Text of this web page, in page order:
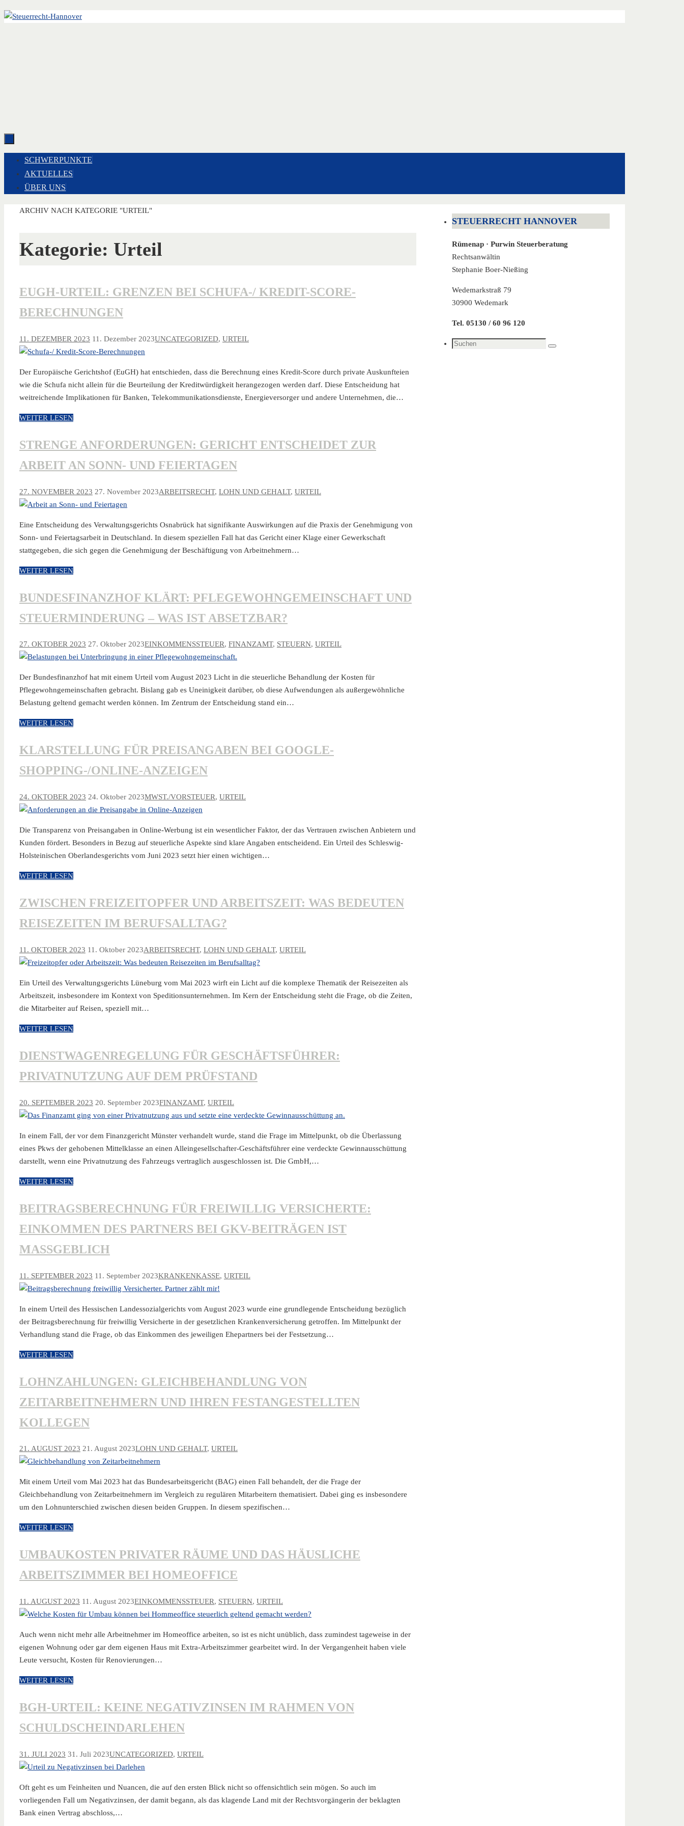
Zum
ZUM
INHALT
SPRINGEN
SCHWERPUNKTE
AKTUELLES
ÜBER UNS
START
ARCHIV NACH KATEGORIE "URTEIL"
Kategorie: Urteil
EUGH-URTEIL: GRENZEN BEI SCHUFA-/ KREDIT-SCORE-
BERECHNUNGEN
11. DEZEMBER 2023 11. Dezember 2023UNCATEGORIZED, URTEIL
Der Europäische Gerichtshof (EuGH) hat entschieden, dass die Berechnung eines Kredit-Score durch private Auskunfteien
wie die Schufa nicht allein für die Beurteilung der Kreditwürdigkeit herangezogen werden darf. Diese Entscheidung hat
weitreichende Implikationen für Banken, Telekommunikationsdienste, Energieversorger und andere Unternehmen, die…
WEITER LESEN
STRENGE ANFORDERUNGEN: GERICHT ENTSCHEIDET ZUR
ARBEIT AN SONN- UND FEIERTAGEN
27. NOVEMBER 2023 27. November 2023ARBEITSRECHT, LOHN UND GEHALT, URTEIL
Eine Entscheidung des Verwaltungsgerichts Osnabrück hat signifikante Auswirkungen auf die Praxis der Genehmigung von
Sonn- und Feiertagsarbeit in Deutschland. In diesem speziellen Fall hat das Gericht einer Klage einer Gewerkschaft
stattgegeben, die sich gegen die Genehmigung der Beschäftigung von Arbeitnehmern…
WEITER LESEN
BUNDESFINANZHOF KLÄRT: PFLEGEWOHNGEMEINSCHAFT UND
STEUERMINDERUNG – WAS IST ABSETZBAR?
27. OKTOBER 2023 27. Oktober 2023EINKOMMENSSTEUER, FINANZAMT, STEUERN, URTEIL
Der Bundesfinanzhof hat mit einem Urteil vom August 2023 Licht in die steuerliche Behandlung der Kosten für
Pflegewohngemeinschaften gebracht. Bislang gab es Uneinigkeit darüber, ob diese Aufwendungen als außergewöhnliche
Belastung geltend gemacht werden können. Im Zentrum der Entscheidung stand ein…
WEITER LESEN
KLARSTELLUNG FÜR PREISANGABEN BEI GOOGLE-
SHOPPING-/ONLINE-ANZEIGEN
24. OKTOBER 2023 24. Oktober 2023MWST./VORSTEUER, URTEIL
Die Transparenz von Preisangaben in Online-Werbung ist ein wesentlicher Faktor, der das Vertrauen zwischen Anbietern und
Kunden fördert. Besonders in Bezug auf steuerliche Aspekte sind klare Angaben entscheidend. Ein Urteil des Schleswig-
Holsteinischen Oberlandesgerichts vom Juni 2023 setzt hier einen wichtigen…
WEITER LESEN
ZWISCHEN FREIZEITOPFER UND ARBEITSZEIT: WAS BEDEUTEN
REISEZEITEN IM BERUFSALLTAG?
11. OKTOBER 2023 11. Oktober 2023ARBEITSRECHT, LOHN UND GEHALT, URTEIL
Ein Urteil des Verwaltungsgerichts Lüneburg vom Mai 2023 wirft ein Licht auf die komplexe Thematik der Reisezeiten als
Arbeitszeit, insbesondere im Kontext von Speditionsunternehmen. Im Kern der Entscheidung steht die Frage, ob die Zeiten,
die Mitarbeiter auf Reisen, speziell mit…
WEITER LESEN
DIENSTWAGENREGELUNG FÜR GESCHÄFTSFÜHRER:
PRIVATNUTZUNG AUF DEM PRÜFSTAND
20. SEPTEMBER 2023 20. September 2023FINANZAMT, URTEIL
In einem Fall, der vor dem Finanzgericht Münster verhandelt wurde, stand die Frage im Mittelpunkt, ob die Überlassung
eines Pkws der gehobenen Mittelklasse an einen Alleingesellschafter-Geschäftsführer eine verdeckte Gewinnausschüttung
darstellt, wenn eine Privatnutzung des Fahrzeugs vertraglich ausgeschlossen ist. Die GmbH,…
WEITER LESEN
BEITRAGSBERECHNUNG FÜR FREIWILLIG VERSICHERTE:
EINKOMMEN DES PARTNERS BEI GKV-BEITRÄGEN IST
MASSGEBLICH
11. SEPTEMBER 2023 11. September 2023KRANKENKASSE, URTEIL
In einem Urteil des Hessischen Landessozialgerichts vom August 2023 wurde eine grundlegende Entscheidung bezüglich
der Beitragsberechnung für freiwillig Versicherte in der gesetzlichen Krankenversicherung getroffen. Im Mittelpunkt der
Verhandlung stand die Frage, ob das Einkommen des jeweiligen Ehepartners bei der Festsetzung…
WEITER LESEN
LOHNZAHLUNGEN: GLEICHBEHANDLUNG VON
ZEITARBEITNEHMERN UND IHREN FESTANGESTELLTEN
KOLLEGEN
21. AUGUST 2023 21. August 2023LOHN UND GEHALT, URTEIL
Mit einem Urteil vom Mai 2023 hat das Bundesarbeitsgericht (BAG) einen Fall behandelt, der die Frage der
Gleichbehandlung von Zeitarbeitnehmern im Vergleich zu regulären Mitarbeitern thematisiert. Dabei ging es insbesondere
um den Lohnunterschied zwischen diesen beiden Gruppen. In diesem spezifischen…
WEITER LESEN
UMBAUKOSTEN PRIVATER RÄUME UND DAS HÄUSLICHE
ARBEITSZIMMER BEI HOMEOFFICE
11. AUGUST 2023 11. August 2023EINKOMMENSSTEUER, STEUERN, URTEIL
Auch wenn nicht mehr alle Arbeitnehmer im Homeoffice arbeiten, so ist es nicht unüblich, dass zumindest tageweise in der
eigenen Wohnung oder gar dem eigenen Haus mit Extra-Arbeitszimmer gearbeitet wird. In der Vergangenheit haben viele
Leute versucht, Kosten für Renovierungen…
WEITER LESEN
BGH-URTEIL: KEINE NEGATIVZINSEN IM RAHMEN VON
SCHULDSCHEINDARLEHEN
31. JULI 2023 31. Juli 2023UNCATEGORIZED, URTEIL
Oft geht es um Feinheiten und Nuancen, die auf den ersten Blick nicht so offensichtlich sein mögen. So auch im
vorliegenden Fall um Negativzinsen, der damit begann, als das klagende Land mit der Rechtsvorgängerin der beklagten
Bank einen Vertrag abschloss,…
STEUERRECHT HANNOVER
Rümenap · Purwin Steuerberatung
Rechtsanwältin
Stephanie Boer-Nießing
Wedemarkstraß 79
30900 Wedemark
Tel. 05130 / 60 96 120
Suchen
Suchen